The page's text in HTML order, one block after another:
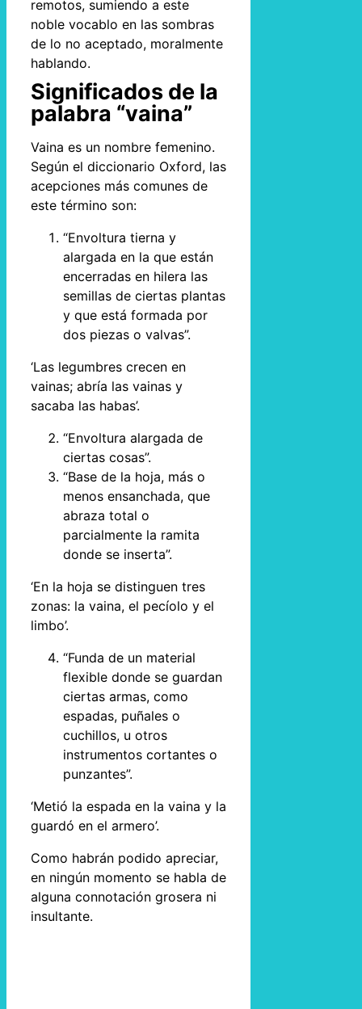
remotos, sumiendo a este
noble vocablo en las sombras
de lo no aceptado, moralmente
hablando.
Significados de la
palabra “vaina”
Vaina es un nombre femenino.
Según el diccionario Oxford, las
acepciones más comunes de
este término son:
“Envoltura tierna y
alargada en la que están
encerradas en hilera las
semillas de ciertas plantas
y que está formada por
dos piezas o valvas”.
‘Las legumbres crecen en
vainas; abría las vainas y
sacaba las habas’.
“Envoltura alargada de
ciertas cosas”.
“Base de la hoja, más o
menos ensanchada, que
abraza total o
parcialmente la ramita
donde se inserta”.
‘En la hoja se distinguen tres
zonas: la vaina, el pecíolo y el
limbo’.
“Funda de un material
flexible donde se guardan
ciertas armas, como
espadas, puñales o
cuchillos, u otros
instrumentos cortantes o
punzantes”.
‘Metió la espada en la vaina y la
guardó en el armero’.
Como habrán podido apreciar,
en ningún momento se habla de
alguna connotación grosera ni
insultante.